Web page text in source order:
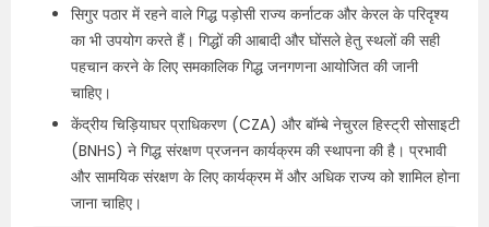
सिगुर पठार में रहने वाले गिद्ध पड़ोसी राज्य कर्नाटक और केरल के परिदृश्य
का भी उपयोग करते हैं। गिद्धों की आबादी और घोंसले हेतु स्थलों की सही
पहचान करने के लिए समकालिक गिद्ध जनगणना आयोजित की जानी
चाहिए।
केंद्रीय चिड़ियाघर प्राधिकरण (CZA) और बॉम्बे नेचुरल हिस्ट्री सोसाइटी
(BNHS) ने गिद्ध संरक्षण प्रजनन कार्यक्रम की स्थापना की है। प्रभावी
और सामयिक संरक्षण के लिए कार्यक्रम में और अधिक राज्य को शामिल होना
जाना चाहिए।